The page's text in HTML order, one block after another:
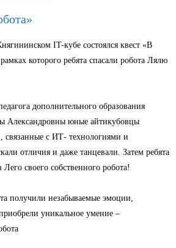
IT-кубе состоялся квест «В
которого ребята спасали робота Лялю
дополнительного образования
Александровны юные айтикубовцы
связанные с ИТ- технологиями и
отличия и даже танцевали. Затем ребята
Лего своего собственного робота!
получили незабываемые эмоции,
уникальное умение –